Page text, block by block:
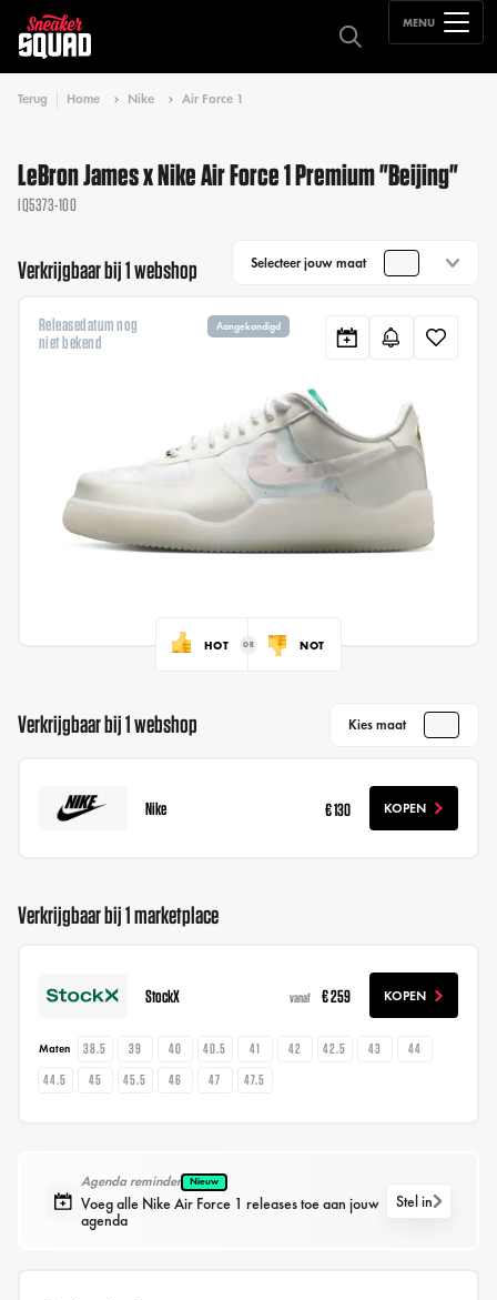
MENU
Terug Home Nike Air Force 1
LeBron James x Nike Air Force 1 Premium "Beijing"
IQ5373-100
Verkrijgbaar bij 1 webshop Selecteer jouw maat
Releasedatum nog
niet bekend
Aangekondigd
HOT NOT
Verkrijgbaar bij 1 webshop Kies maat
Nike € 130 KOPEN
Verkrijgbaar bij 1 marketplace
StockX vanaf € 259 KOPEN
Maten 38.5 39 40 40.5 41 42 42.5 43
44
44.5
45 45.5 46 47 47.5
Agenda reminder Nieuw
Voeg alle Nike Air Force 1 releases toe aan jouw
agenda
Stel in